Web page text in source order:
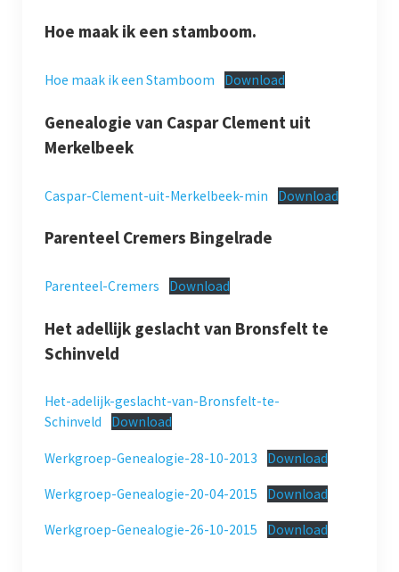
Genealogie
Werkgroepen
Nieuwsarchief
Hoe maak ik een stamboom.
Hoe maak ik een Stamboom Download
Genealogie van Caspar Clement uit
Merkelbeek
Caspar-Clement-uit-Merkelbeek-min Download
Parenteel Cremers Bingelrade
Parenteel-Cremers Download
Het adellijk geslacht van Bronsfelt te
Schinveld
Het-adelijk-geslacht-van-Bronsfelt-te-
Schinveld
Download
Werkgroep-Genealogie-28-10-2013 Download
Werkgroep-Genealogie-20-04-2015 Download
Werkgroep-Genealogie-26-10-2015 Download